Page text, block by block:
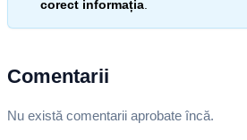
corect informația
Comentarii
Nu există comentarii aprobate încă.